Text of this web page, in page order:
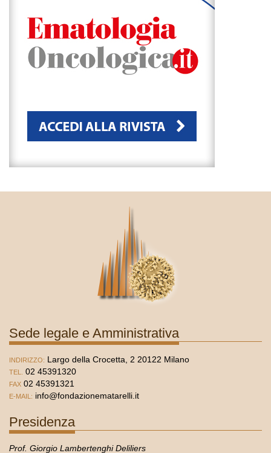
Sede legale e Amministrativa
INDIRIZZO: Largo della Crocetta, 2 20122 Milano
TEL. 02 45391320
FAX 02 45391321
E-MAIL: info@fondazionematarelli.it
Presidenza
Prof. Giorgio Lambertenghi Deliliers